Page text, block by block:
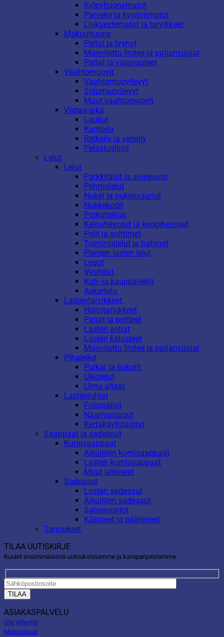
Kylpyhuonematot
Parveke ja kynnysmatot
Liukuestematot ja tarvikkeet
Makuuhuone
Peitot ja tyynyt
Muovitettu frotee ja patjansuojat
Patjat ja varavuoteet
Vaahtomuovit
Vaahtomuovilevyt
Solumuovilevyt
Muut vaahtomuovit
Vapaa-aika
Laukut
Kuntoilu
Retkeily ja veneily
Pelastusliivit
Lelut
Lelut
Parkkitalot ja ajoneuvot
Pehmolelut
Nuket ja nukenvaunut
Nukkekodit
Potkuttelijat
Keinuhevoset ja keppihevoset
Pelit ja soittimet
Toimintalelut ja hahmot
Pienten lasten lelut
Legot
Vesilelut
Koti- ja kauppaleikit
Askartelu
Lastentarvikkeet
Hoitotarvikkeet
Patjat ja peitteet
Lasten astiat
Lasten kalusteet
Muovitettu frotee ja patjansuojat
Pihaleikit
Pulkat ja liukurit
Ulkolelut
Uima-altaat
Lastenjuhlat
Foliopallot
Naamiaisasut
Kertakäyttöastiat
Saappaat ja sadeasut
Kumisaappaat
Aikuisten kumisaappaat
Lasten kumisaappaat
Muut jalkineet
Sadeasut
Lasten sadeasut
Aikuisten sadeasut
Sateenvarjot
Käsineet ja päähineet
Tarjoukset
TILAA UUTISKIRJE
Kuulet ensimmäisenä uutuuksistamme ja kampanjoistamme
ASIAKASPALVELU
Ota yhteyttä
Maksutavat